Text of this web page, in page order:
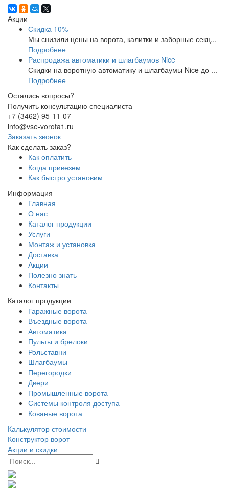
Акции
Скидка 10%
Мы снизили цены на ворота, калитки и заборные секц...
Подробнее
Распродажа автоматики и шлагбаумов Nice
Скидки на воротную автоматику и шлагбаумы Nice до ...
Подробнее
Остались вопросы?
Получить консультацию специалиста
+7 (3462) 95-11-07
info@vse-vorota1.ru
Заказать звонок
Как сделать заказ?
Как оплатить
Когда привезем
Как быстро установим
Информация
Главная
О нас
Каталог продукции
Услуги
Монтаж и установка
Доставка
Акции
Полезно знать
Контакты
Каталог продукции
Гаражные ворота
Въездные ворота
Автоматика
Пульты и брелоки
Рольставни
Шлагбаумы
Перегородки
Двери
Промышленные ворота
Системы контроля доступа
Кованые ворота
Калькулятор стоимости
Конструктор ворот
Акции и скидки